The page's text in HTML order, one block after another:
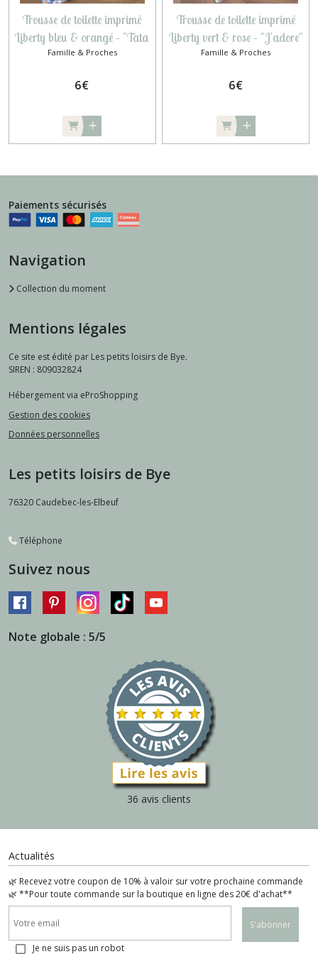
Trousse de toilette imprimé
Liberty bleu & orangé – "Tata
chérie" brodé
Famille & Proches
6€
Trousse de toilette imprimé
Liberty vert & rose – "J'adore"
brodé
Famille & Proches
6€
Paiements sécurisés
Navigation
Collection du moment
Mentions légales
Ce site est édité par Les petits loisirs de Bye.
SIREN : 809032824
Hébergement via eProShopping
Gestion des cookies
Données personnelles
Les petits loisirs de Bye
76320 Caudebec-les-Elbeuf
Téléphone
Suivez nous
Note globale : 5/5
36 avis clients
Actualités
🌿 Recevez votre coupon de 10% à valoir sur votre prochaine commande
🌿 **Pour toute commande sur la boutique en ligne des 20€ d'achat**
S'abonner
Je ne suis pas un robot